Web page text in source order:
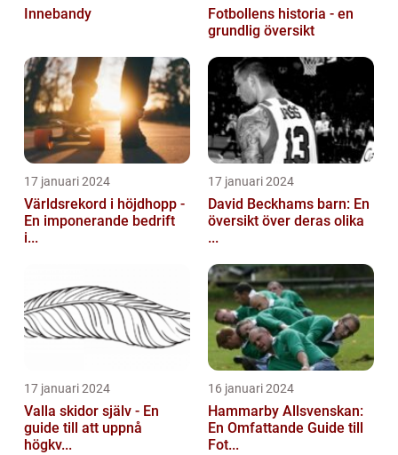
Innebandy
Fotbollens historia - en
grundlig översikt
17 januari 2024
Världsrekord i höjdhopp -
En imponerande bedrift
i...
17 januari 2024
David Beckhams barn: En
översikt över deras olika
...
17 januari 2024
Valla skidor själv - En
guide till att uppnå
högkv...
16 januari 2024
Hammarby Allsvenskan:
En Omfattande Guide till
Fot...